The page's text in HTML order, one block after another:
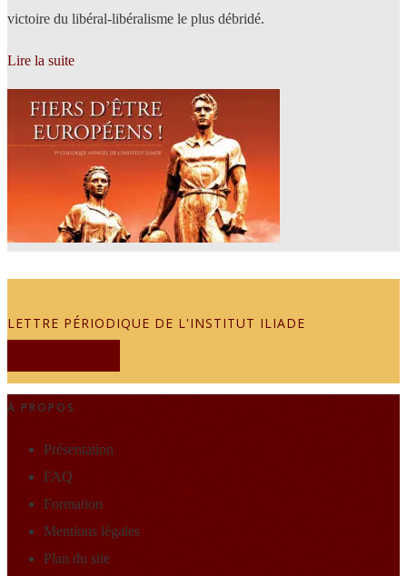
victoire du libéral-libéralisme le plus débridé.
Lire la suite
LETTRE PÉRIODIQUE DE L'INSTITUT ILIADE
À PROPOS
Présentation
FAQ
Formation
Mentions légales
Plan du site